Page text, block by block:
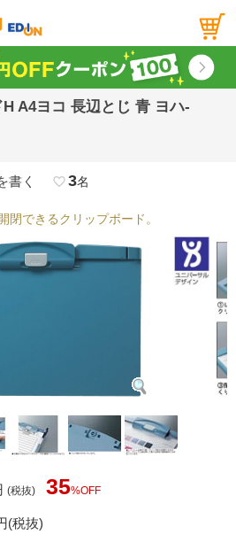
A4ヨコ 長辺とじ 青 ヨハ-
書く favorite_border3名
閉できるクリップボード。
(税抜) 35%OFF
(税抜)